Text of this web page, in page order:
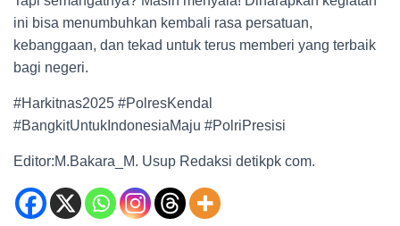
ini bisa menumbuhkan kembali rasa persatuan,
kebanggaan, dan tekad untuk terus memberi yang terbaik
bagi negeri.
#Harkitnas2025 #PolresKendal
#BangkitUntukIndonesiaMaju #PolriPresisi
Editor:M.Bakara_M. Usup Redaksi detikpk com.